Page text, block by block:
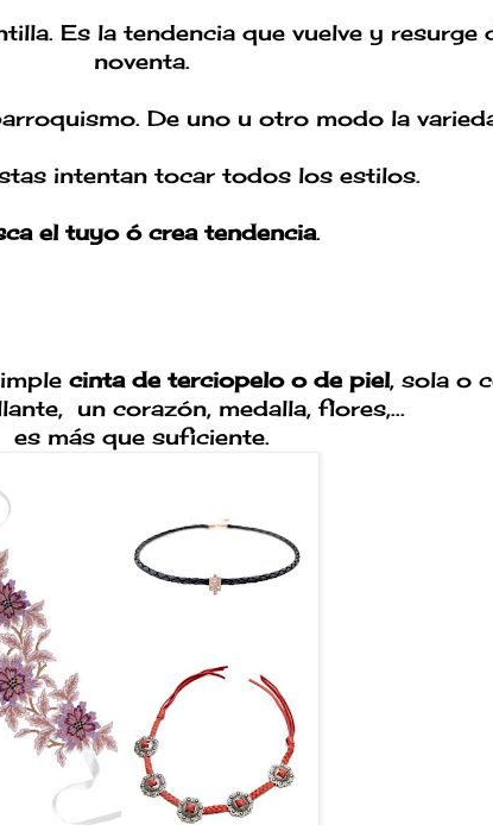
Es la tendencia que vuelve y resurge
noventa.
De uno u otro modo la
intentan tocar todos los estilos.
el tuyo ó crea tendencia.
cinta de terciopelo o de piel, sola o
un corazón, medalla, flores,...
es más que suficiente.